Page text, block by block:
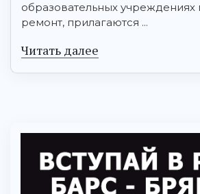
образовательных учреждениях
ремонт, прилагаются ...
Читать далее